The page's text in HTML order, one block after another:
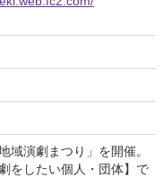
域演劇まつり」を開催。
をしたい個人・団体】で